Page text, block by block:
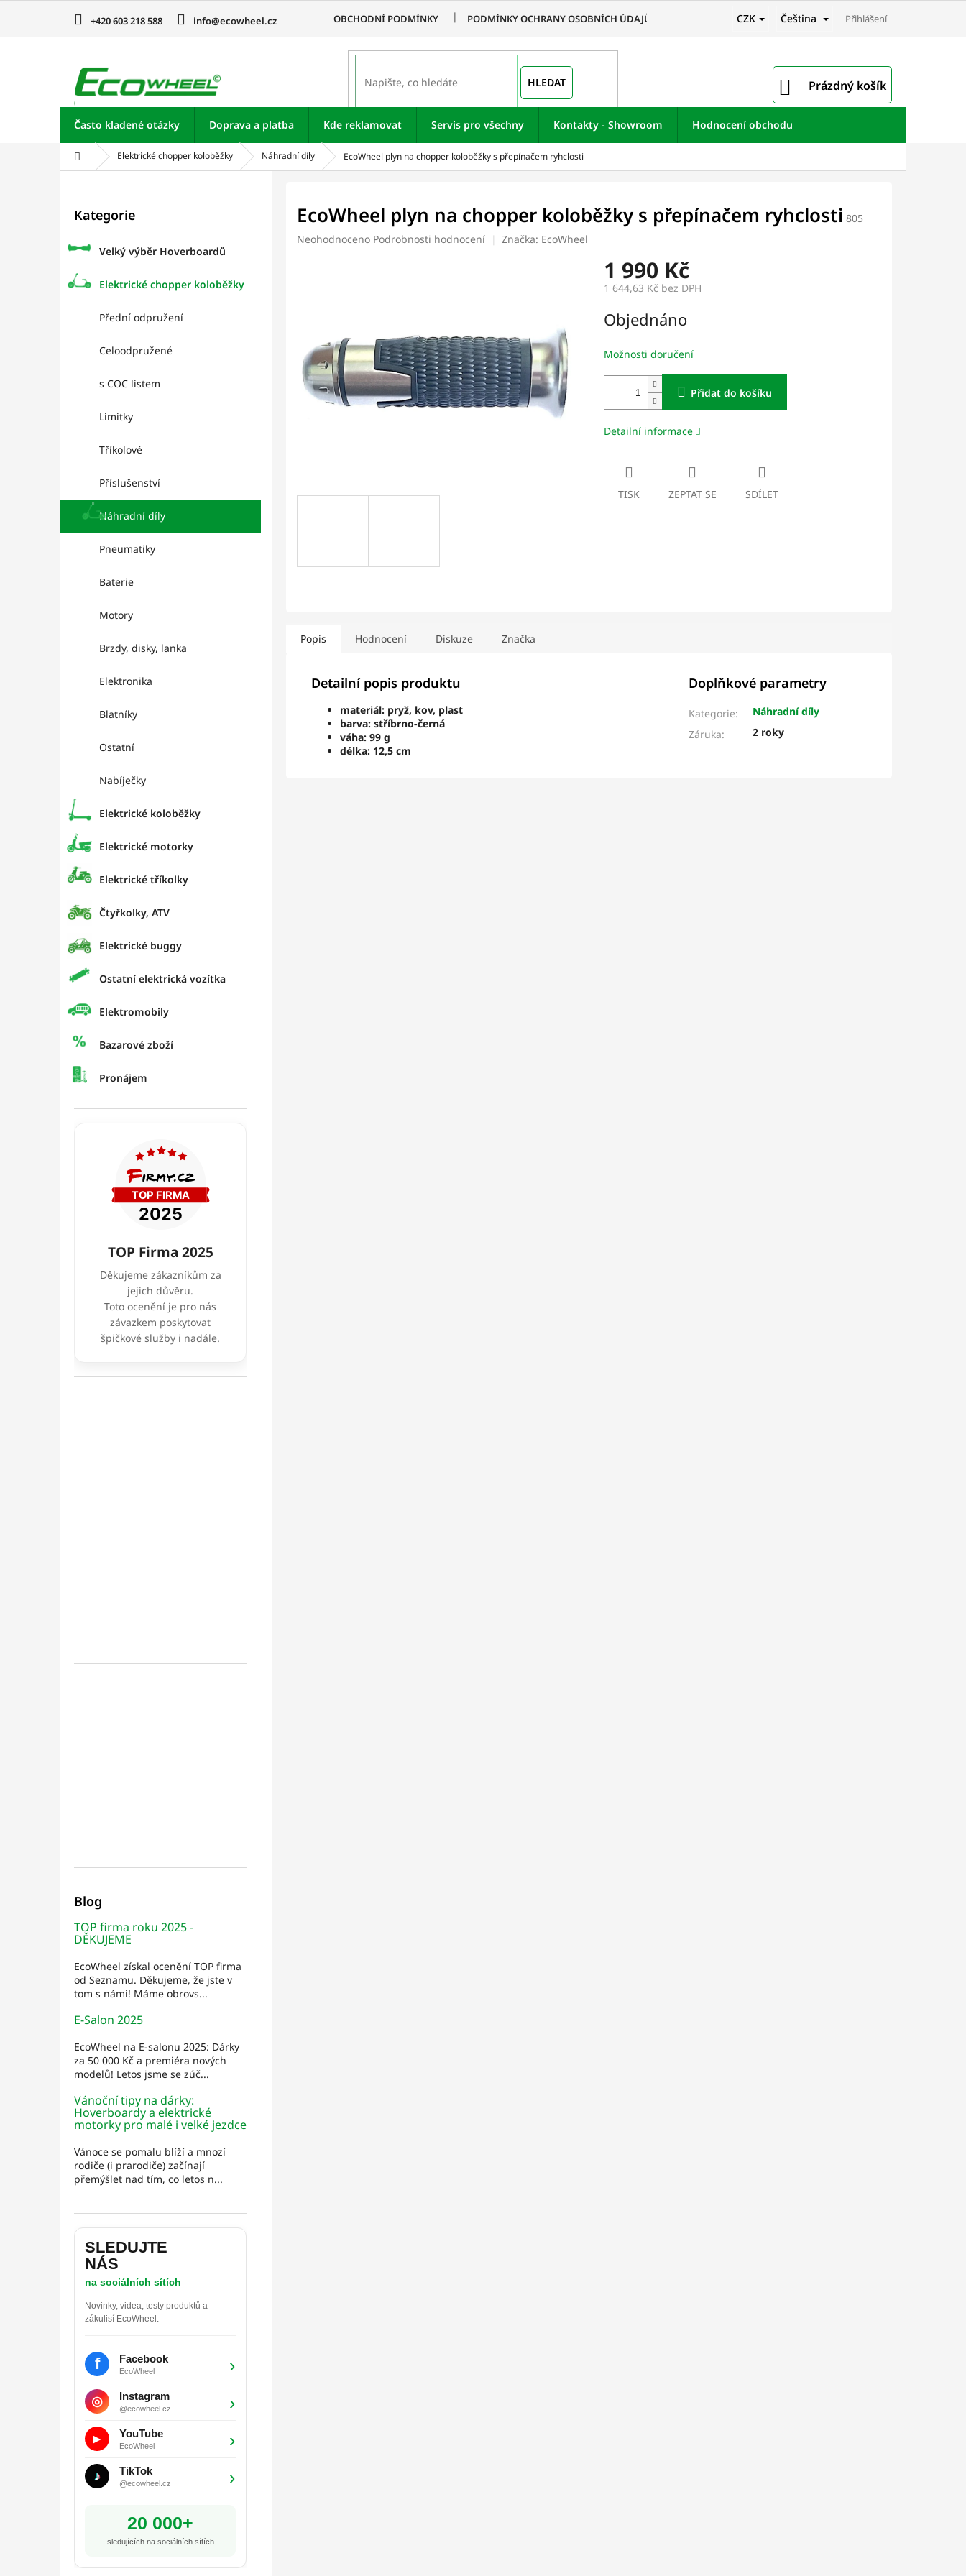
+420 603 218 588 info@ecowheel.cz OBCHODNÍ PODMÍNKY PODMÍNKY OCHRANY OSOBNÍCH ÚDAJŮ CZK Čeština Přihlášení
HLEDAT
NÁKUPNÍ
KOŠÍK
Prázdný košík
Často kladené otázky Doprava a platba Kde reklamovat Servis pro všechny Kontakty - Showroom Hodnocení obchodu
Domů Elektrické chopper koloběžky Náhradní díly EcoWheel plyn na chopper koloběžky s přepínačem ryhclosti
kategorie
Kategorie
Velký výběr Hoverboardů
Elektrické chopper koloběžky
Přední odpružení
Celoodpružené
s COC listem
Limitky
Tříkolové
Příslušenství
Náhradní díly
Pneumatiky
Baterie
Motory
Brzdy, disky, lanka
Elektronika
Blatníky
Ostatní
Nabíječky
Elektrické koloběžky
Elektrické motorky
Elektrické tříkolky
Čtyřkolky, ATV
Elektrické buggy
Ostatní elektrická vozítka
Elektromobily
Bazarové zboží
Pronájem
TOP Firma 2025
Děkujeme zákazníkům za
jejich důvěru.
Toto ocenění je pro nás
závazkem poskytovat
špičkové služby i nadále.
Blog
TOP firma roku 2025 -
DĚKUJEME
EcoWheel získal ocenění TOP firma
od Seznamu. Děkujeme, že jste v
tom s námi! Máme obrovs...
E-Salon 2025
EcoWheel na E-salonu 2025: Dárky
za 50 000 Kč a premiéra nových
modelů! Letos jsme se zúč...
Vánoční tipy na dárky:
Hoverboardy a elektrické
motorky pro malé i velké jezdce
Vánoce se pomalu blíží a mnozí
rodiče (i prarodiče) začínají
přemýšlet nad tím, co letos n...
SLEDUJTE
NÁS
na sociálních sítích
Novinky, videa, testy produktů a
zákulisí EcoWheel.
f Facebook
EcoWheel ›
◎ Instagram
@ecowheel.cz ›
▶ YouTube
EcoWheel ›
♪ TikTok
@ecowheel.cz ›
20 000+
sledujících na sociálních sítích
EcoWheel plyn na chopper koloběžky s přepínačem ryhclosti 805
Průměrné
Neohodnoceno Podrobnosti hodnocení Značka: EcoWheel
1 990 Kč
1 644,63 Kč bez DPH
cena:
Objednáno
Možnosti doručení
Přidat do košíku
Detailní informace
TISK ZEPTAT SE SDÍLET
Popis Hodnocení Diskuze Značka
Detailní popis produktu
materiál: pryž, kov, plast
barva: stříbrno-černá
váha: 99 g
délka: 12,5 cm
Doplňkové parametry
Kategorie:
Náhradní díly
Záruka: 2 roky